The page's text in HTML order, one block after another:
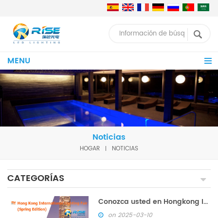
MENU
Noticias
HOGAR NOTICIAS
CATEGORÍAS
Conozca usted en Hongkong International Lighting Show del 6 al 9 de abril de 2025
on 2025-03-10